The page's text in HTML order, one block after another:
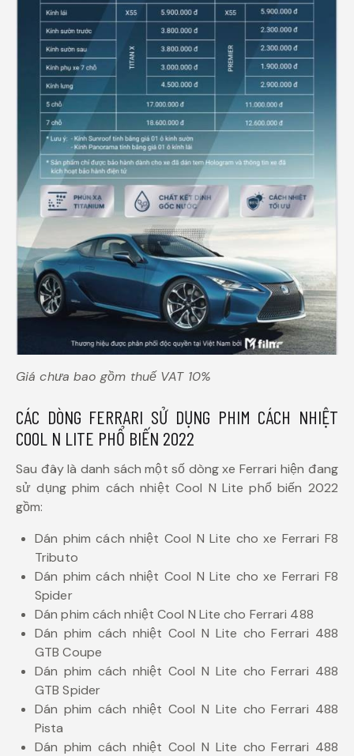
Giá chưa bao gồm thuế VAT 10%
CÁC DÒNG FERRARI SỬ DỤNG PHIM CÁCH NHIỆT
COOL N LITE PHỔ BIẾN 2022
Sau đây là danh sách một số dòng xe Ferrari hiện đang
sử dụng phim cách nhiệt Cool N Lite phổ biến 2022
gồm:
Dán phim cách nhiệt Cool N Lite cho xe Ferrari F8
Tributo
Dán phim cách nhiệt Cool N Lite cho xe Ferrari F8
Spider
Dán phim cách nhiệt Cool N Lite cho Ferrari 488
Dán phim cách nhiệt Cool N Lite cho Ferrari 488
GTB Coupe
Dán phim cách nhiệt Cool N Lite cho Ferrari 488
GTB Spider
Dán phim cách nhiệt Cool N Lite cho Ferrari 488
Pista
Dán phim cách nhiệt Cool N Lite cho Ferrari 488